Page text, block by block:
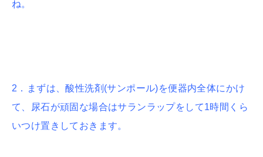
ね。
2．まずは、酸性洗剤(サンポール)を便器内全体にかけ
て、尿石が頑固な場合はサランラップをして1時間くら
いつけ置きしておきます。